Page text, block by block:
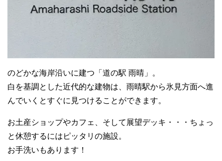
のどかな海岸沿いに建つ「道の駅 雨晴」。
白を基調とした近代的な建物は、雨晴駅から氷見方面へ進
んでいくとすぐに見つけることができます。
お土産ショップやカフェ、そして展望デッキ・・・ちょっ
と休憩するにはピッタリの施設。
お手洗いもあります！